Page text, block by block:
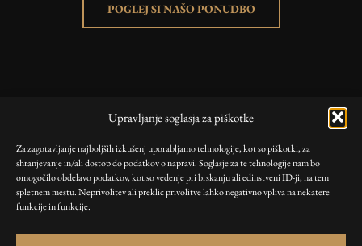
Upravljanje soglasja za piškotke
Za zagotavljanje najboljših izkušenj uporabljamo tehnologije, kot so piškotki, za
shranjevanje in/ali dostop do podatkov o napravi. Soglasje za te tehnologije nam bo
omogočilo obdelavo podatkov, kot so vedenje pri brskanju ali edinstveni ID-ji, na tem
spletnem mestu. Neprivolitev ali preklic privolitve lahko negativno vpliva na nekatere
funkcije in funkcije.
POGLEJ SI NAŠO PONUDBO
Blog
Moj račun